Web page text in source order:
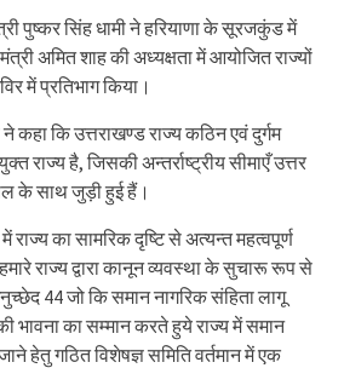
पुष्कर सिंह धामी ने हरियाणा के सूरजकुंड में
अमित शाह की अध्यक्षता में आयोजित राज्यों
में प्रतिभाग किया।
कहा कि उत्तराखण्ड राज्य कठिन एवं दुर्गम
राज्य है, जिसकी अन्तर्राष्ट्रीय सीमाएँ उत्तर
के साथ जुड़ी हुई हैं।
राज्य का सामरिक दृष्टि से अत्यन्त महत्वपूर्ण
राज्य द्वारा कानून व्यवस्था के सुचारू रूप से
44 जो कि समान नागरिक संहिता लागू
भावना का सम्मान करते हुये राज्य में समान
हेतु गठित विशेषज्ञ समिति वर्तमान में एक